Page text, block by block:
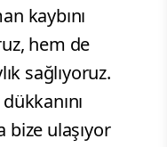
kaybını
hem de
sağlıyoruz.
ulaşıyor